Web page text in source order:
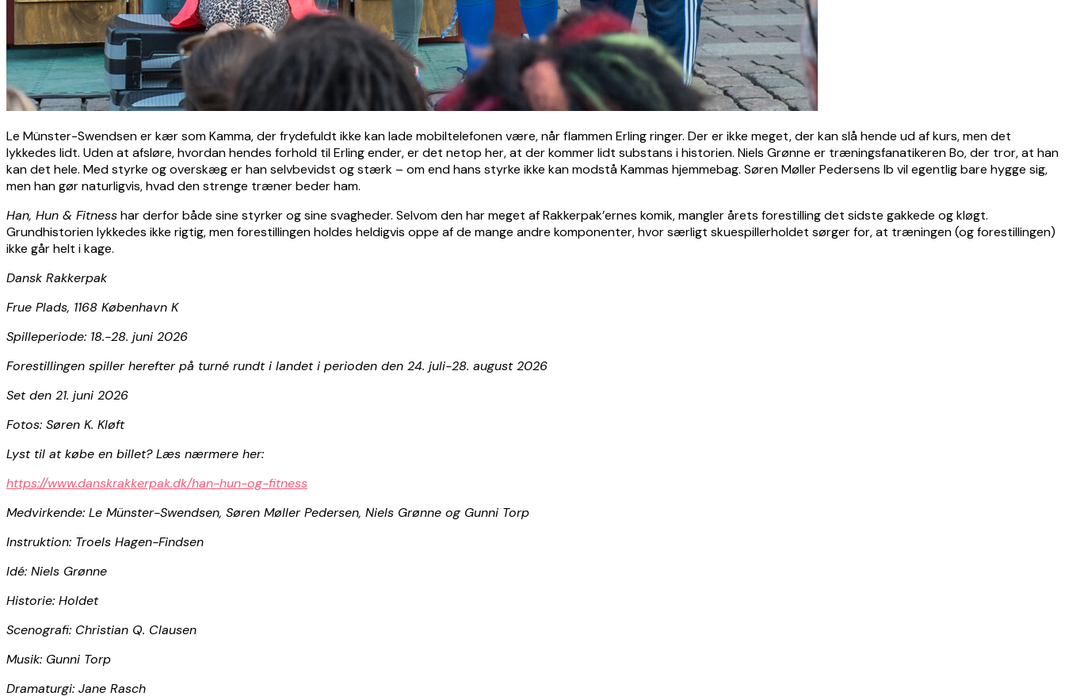
Le Münster-Swendsen er kær som Kamma, der frydefuldt ikke kan lade mobiltelefonen være, når flammen Erling ringer. Der er ikke meget, der kan slå hende ud af kurs, men det
lykkedes lidt. Uden at afsløre, hvordan hendes forhold til Erling ender, er det netop her, at der kommer lidt substans i historien. Niels Grønne er træningsfanatikeren Bo, der tror, at han
kan det hele. Med styrke og overskæg er han selvbevidst og stærk – om end hans styrke ikke kan modstå Kammas hjemmebag. Søren Møller Pedersens Ib vil egentlig bare hygge sig,
men han gør naturligvis, hvad den strenge træner beder ham.
Han, Hun & Fitnesshar derfor både sine styrker og sine svagheder. Selvom den har meget af Rakkerpak’ernes komik, mangler årets forestilling det sidste gakkede og kløgt.
Grundhistorien lykkedes ikke rigtig, men forestillingen holdes heldigvis oppe af de mange andre komponenter, hvor særligt skuespillerholdet sørger for, at træningen (og forestillingen)
ikke går helt i kage.
Dansk Rakkerpak
Frue Plads, 1168 København K
Spilleperiode: 18.-28. juni 2026
Forestillingen spiller herefter på turné rundt i landet i perioden den 24. juli-28. august 2026
Set den 21. juni 2026
Fotos: Søren K. Kløft
Lyst til at købe en billet? Læs nærmere her:
https://www.danskrakkerpak.dk/han-hun-og-fitness
Medvirkende: Le Münster-Swendsen, Søren Møller Pedersen, Niels Grønne og Gunni Torp
Instruktion: Troels Hagen-Findsen
Idé: Niels Grønne
Historie: Holdet
Scenografi: Christian Q. Clausen
Musik: Gunni Torp
Dramaturgi: Jane Rasch